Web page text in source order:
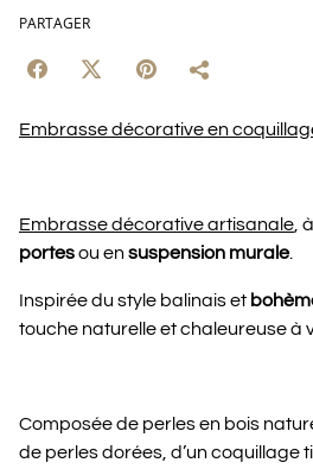
PARTAGER
Embrasse décorative en
Embrasse décorative artisanale ,
portesou ensuspension murale.
Inspirée du style balinais et
touche naturelle et chaleureuse à
Composée de perles en bois
de perles dorées, d’un coquillage